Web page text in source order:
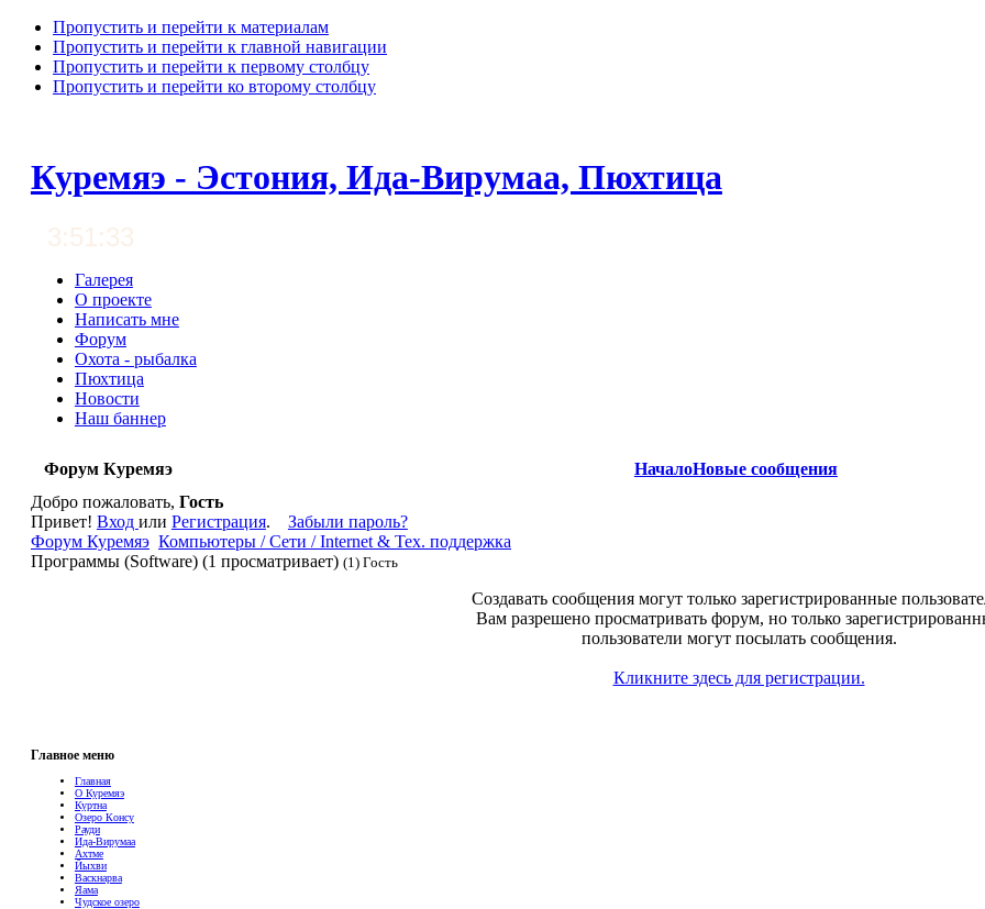
Пропустить и перейти к материалам
Пропустить и перейти к главной навигации
Пропустить и перейти к первому столбцу
Пропустить и перейти ко второму столбцу
Куремяэ - Эстония, Ида-Вирумаа, Пюхтица
3:51:34
Галерея
О проекте
Написать мне
Форум
Охота - рыбалка
Пюхтица
Новости
Наш баннер
Форум Куремяэ НачалоНовые сообщения
Добро пожаловать, Гость
Привет! Вход или Регистрация. Забыли пароль?
Форум Куремяэ Компьютеры / Сети / Internet & Тех. поддержка
Программы (Software) (1 просматривает) (1) Гость
Создавать сообщения могут только зарегистрированные
Вам разрешено просматривать форум, но только
пользователи могут посылать сообщения.
Кликните здесь для регистрации.
Главное меню
Главная
О Куремяэ
Куртна
Озеро Консу
Рауди
Ида-Вирумаа
Ахтме
Йыхви
Васкнарва
Яама
Чудское озеро